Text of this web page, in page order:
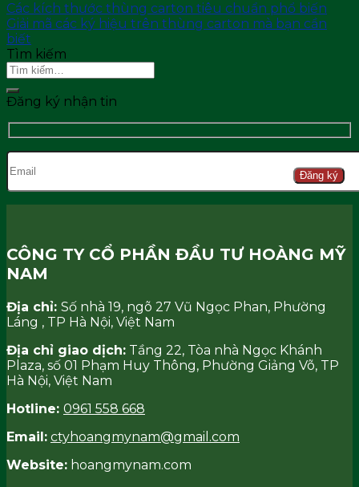
Các kích thước thùng carton tiêu chuẩn phổ biến
Giải mã các ký hiệu trên thùng carton mà bạn cần
biết
Tìm kiếm
Đăng ký nhận tin
Đăng ký
CÔNG TY CỔ PHẦN ĐẦU TƯ HOÀNG MỸ
NAM
Địa chỉ: Số nhà 19, ngõ 27 Vũ Ngọc Phan, Phường
Láng , TP Hà Nội, Việt Nam
Địa chỉ giao dịch: Tầng 22, Tòa nhà Ngọc Khánh
Plaza, số 01 Phạm Huy Thông, Phường Giảng Võ, TP
Hà Nội, Việt Nam
Hotline: 0961 558 668
Email: ctyhoangmynam@gmail.com
Website: hoangmynam.com